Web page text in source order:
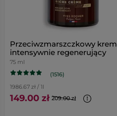
Przeciwzmarszczkowy krem
intensywnie regenerujący
75 ml
(1516)
1986.67 zł / 1l
149.00 zł 209.00 zł